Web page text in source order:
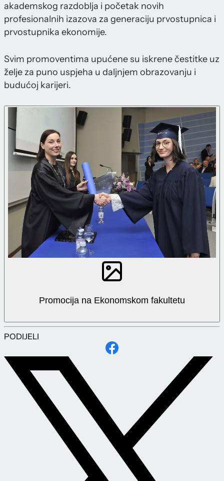
akademskog razdoblja i početak novih
profesionalnih izazova za generaciju prvostupnica i
prvostupnika ekonomije.
Svim promoventima upućene su iskrene čestitke uz
želje za puno uspjeha u daljnjem obrazovanju i
budućoj karijeri.
Promocija na Ekonomskom fakultetu
PODIJELI